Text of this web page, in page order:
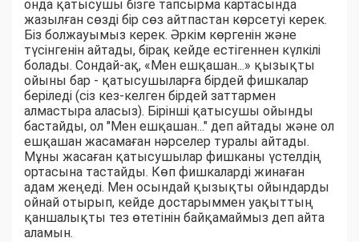
онда қатысушы бізге тапсырма картасында
жазылған сөзді бір сөз айтпастан көрсетуі керек.
Біз болжауымыз керек. Әркім көргенін және
түсінгенін айтады, бірақ кейде естігеннен күлкілі
болады. Сондай-ақ, «Мен ешқашан...» қызықты
ойыны бар - қатысушыларға бірдей фишкалар
беріледі (сіз кез-келген бірдей заттармен
алмастыра аласыз). Бірінші қатысушы ойынды
бастайды, ол "Мен ешқашан..." деп айтады және ол
ешқашан жасамаған нәрселер туралы айтады.
Мұны жасаған қатысушылар фишканы үстелдің
ортасына тастайды. Көп фишкаларді жинаған
адам жеңеді. Мен осындай қызықты ойындарды
ойнай отырып, кейде достарыммен уақыттың
қаншалықты тез өтетінін байқамаймыз деп айта
аламын.